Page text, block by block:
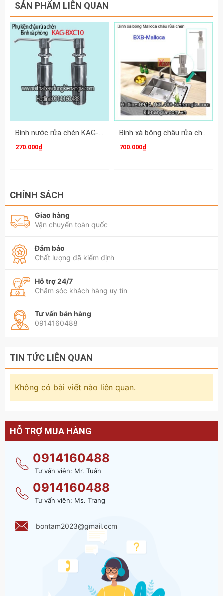
SẢN PHẨM LIÊN QUAN
Bình nước rửa chén KAG-BXC10
270.000₫
Bình xà bông chậu rửa chén BXB-Malloca
700.000₫
CHÍNH SÁCH
Giao hàng
Vận chuyển toàn quốc
Đảm bảo
Chất lượng đã kiểm định
Hỗ trợ 24/7
Chăm sóc khách hàng uy tín
Tư vấn bán hàng
0914160488
TIN TỨC LIÊN QUAN
Không có bài viết nào liên quan.
HỖ TRỢ MUA HÀNG
0914160488
Tư vấn viên: Mr. Tuấn
0914160488
Tư vấn viên: Ms. Trang
bontam2023@gmail.com